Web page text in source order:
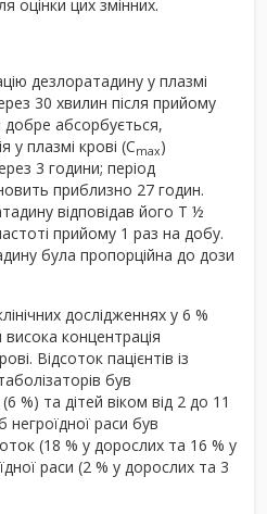
оцінки цих змінних.
дезлоратадину у плазмі
30 хвилин після прийому
абсорбується,
у плазмі крові (Сmax)
3 години; період
приблизно 27 годин.
відповідав його Т ½
прийому 1 раз на добу.
була пропорційна до дози
дослідженнях у 6 %
висока концентрація
Відсоток пацієнтів із
був
%) та дітей віком від 2 до 11
негроїдної раси був
(18 % у дорослих та 16 % у
раси (2 % у дорослих та 3